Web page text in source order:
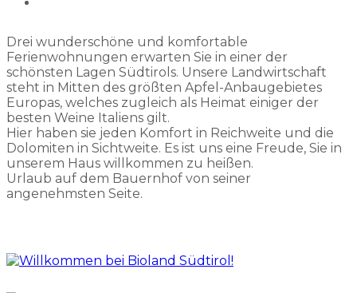
Drei wunderschöne und komfortable
Ferienwohnungen erwarten Sie in einer der
schönsten Lagen Südtirols. Unsere Landwirtschaft
steht in Mitten des größten Apfel-Anbaugebietes
Europas, welches zugleich als Heimat einiger der
besten Weine Italiens gilt.
Hier haben sie jeden Komfort in Reichweite und die
Dolomiten in Sichtweite. Es ist uns eine Freude, Sie in
unserem Haus willkommen zu heißen.
Urlaub auf dem Bauernhof von seiner
angenehmsten Seite.